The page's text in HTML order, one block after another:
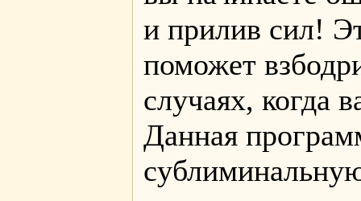
и прилив сил!
поможет
случаях, когда
Данная